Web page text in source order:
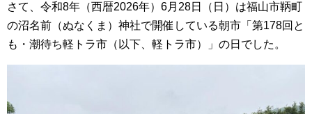
さて、令和8年（西暦2026年）6月28日（日）は福山市鞆町
の沼名前（ぬなくま）神社で開催している朝市「第178回と
も・潮待ち軽トラ市（以下、軽トラ市）」の日でした。